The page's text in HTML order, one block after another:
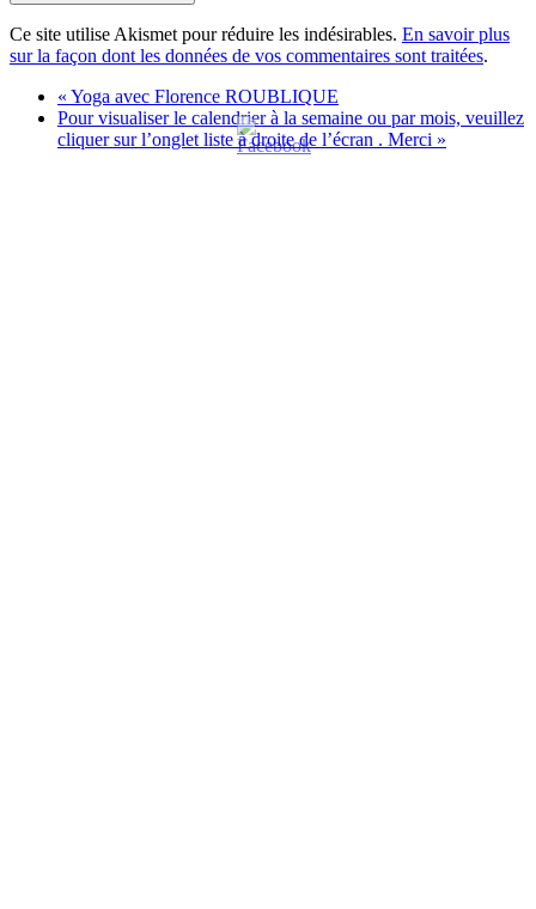
Ce site utilise Akismet pour réduire les indésirables. En savoir plus
sur la façon dont les données de vos commentaires sont traitées.
« Yoga avec Florence ROUBLIQUE
Pour visualiser le calendrier à la semaine ou par mois, veuillez
cliquer sur l’onglet liste à droite de l’écran . Merci »